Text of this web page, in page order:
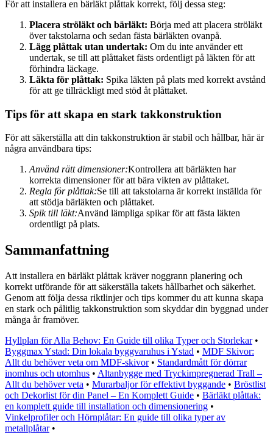
För att installera en bärläkt plåttak korrekt, följ dessa steg:
Placera ströläkt och bärläkt: Börja med att placera ströläkt
över takstolarna och sedan fästa bärläkten ovanpå.
Lägg plåttak utan undertak: Om du inte använder ett
undertak, se till att plåttaket fästs ordentligt på läkten för att
förhindra läckage.
Läkta för plåttak: Spika läkten på plats med korrekt avstånd
för att ge tillräckligt med stöd åt plåttaket.
Tips för att skapa en stark takkonstruktion
För att säkerställa att din takkonstruktion är stabil och hållbar, här är
några användbara tips:
Använd rätt dimensioner:Kontrollera att bärläkten har
korrekta dimensioner för att bära vikten av plåttaket.
Regla för plåttak:Se till att takstolarna är korrekt inställda för
att stödja bärläkten och plåttaket.
Spik till läkt:Använd lämpliga spikar för att fästa läkten
ordentligt på plats.
Sammanfattning
Att installera en bärläkt plåttak kräver noggrann planering och
korrekt utförande för att säkerställa takets hållbarhet och säkerhet.
Genom att följa dessa riktlinjer och tips kommer du att kunna skapa
en stark och pålitlig takkonstruktion som skyddar din byggnad under
många år framöver.
Hyllplan för Alla Behov: En Guide till olika Typer och Storlekar•
Byggmax Ystad: Din lokala byggvaruhus i Ystad • MDF Skivor:
Allt du behöver veta om MDF-skivor• Standardmått för dörrar
inomhus och utomhus • Altanbygge med Tryckimpregnerad Trall –
Allt du behöver veta • Murarbaljor för effektivt byggande • Bröstlist
och Dekorlist för din Panel – En Komplett Guide • Bärläkt plåttak:
en komplett guide till installation och dimensionering •
Vinkelprofiler och Hörnplåtar: En guide till olika typer av
metallplåtar•